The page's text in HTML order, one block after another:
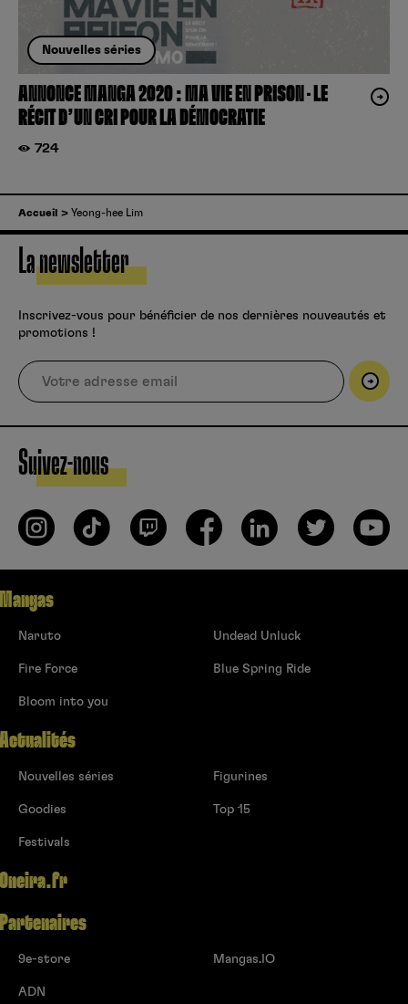
Nouvelles séries
ANNONCE MANGA 2020 : MA VIE EN PRISON – LE
RÉCIT D’UN CRI POUR LA DÉMOCRATIE
724
Accueil Yeong-hee Lim
La newsletter
Inscrivez-vous pour bénéficier de nos dernières nouveautés et
promotions !
Suivez-nous
Mangas
Naruto
Fire Force
Bloom into you
Undead Unluck
Blue Spring Ride
Actualités
Nouvelles séries
Goodies
Festivals
Figurines
Top 15
Oneira.fr
Partenaires
9e-store
ADN
Mangas.IO